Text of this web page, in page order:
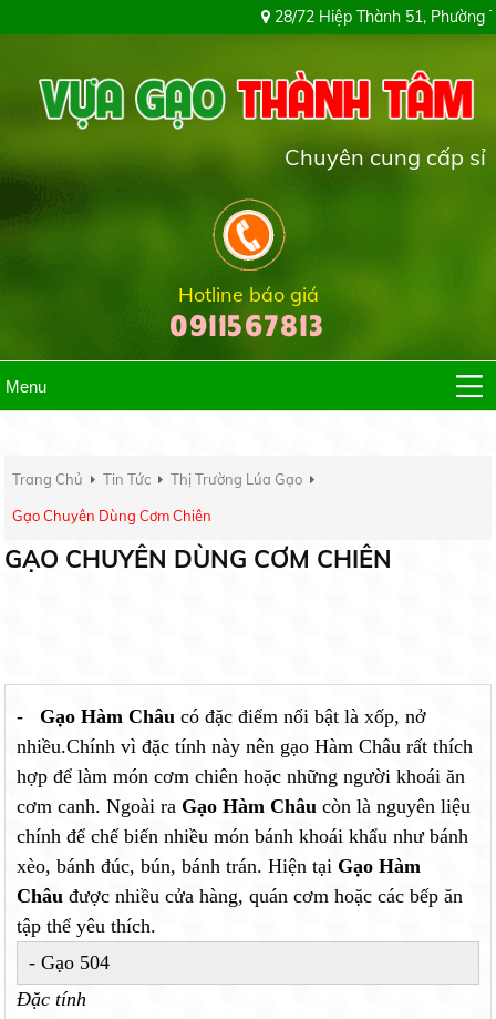
28/72 Hiệp Thành 51, Phường Tân Thới Hiệp,
Chuyên cung cấp sỉ & lẻ các loại
Hotline báo giá
0911567813
Menu
Trang Chủ Tin Tức Thị Trường Lúa Gạo
Gạo Chuyên Dùng Cơm Chiên
GẠO CHUYÊN DÙNG CƠM CHIÊN
- Gạo Hàm Châu có đặc điểm nổi bật là xốp, nở
nhiều.Chính vì đặc tính này nên gạo Hàm Châu rất thích
hợp để làm món cơm chiên hoặc những người khoái ăn
cơm canh. Ngoài ra Gạo Hàm Châu còn là nguyên liệu
chính để chế biến nhiều món bánh khoái khẩu như bánh
xèo, bánh đúc, bún, bánh trán. Hiện tại Gạo Hàm
Châu được nhiều cửa hàng, quán cơm hoặc các bếp ăn
tập thể yêu thích.
- Gạo 504
Đặc tính